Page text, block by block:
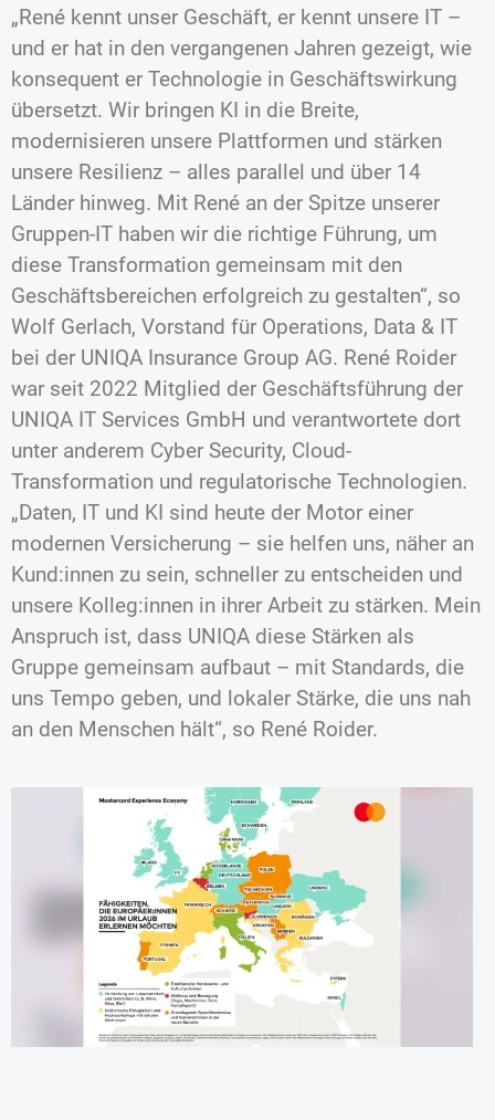
„René kennt unser Geschäft, er kennt unsere IT –
und er hat in den vergangenen Jahren gezeigt, wie
konsequent er Technologie in Geschäftswirkung
übersetzt. Wir bringen KI in die Breite,
modernisieren unsere Plattformen und stärken
unsere Resilienz – alles parallel und über 14
Länder hinweg. Mit René an der Spitze unserer
Gruppen-IT haben wir die richtige Führung, um
diese Transformation gemeinsam mit den
Geschäftsbereichen erfolgreich zu gestalten“, so
Wolf Gerlach, Vorstand für Operations, Data & IT
bei der UNIQA Insurance Group AG. René Roider
war seit 2022 Mitglied der Geschäftsführung der
UNIQA IT Services GmbH und verantwortete dort
unter anderem Cyber Security, Cloud-
Transformation und regulatorische Technologien.
„Daten, IT und KI sind heute der Motor einer
modernen Versicherung – sie helfen uns, näher an
Kund:innen zu sein, schneller zu entscheiden und
unsere Kolleg:innen in ihrer Arbeit zu stärken. Mein
Anspruch ist, dass UNIQA diese Stärken als
Gruppe gemeinsam aufbaut – mit Standards, die
uns Tempo geben, und lokaler Stärke, die uns nah
an den Menschen hält“, so René Roider.